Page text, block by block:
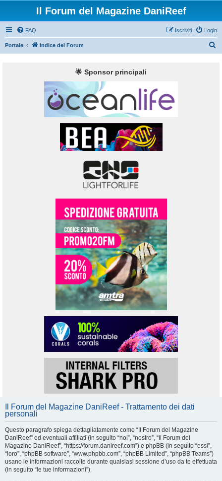
Il Forum del Magazine DaniReef
FAQ Login
Iscriviti
Portale Indice del Forum
🌟 Sponsor principali
Il Forum del Magazine DaniReef - Trattamento dei dati
personali
Questo paragrafo spiega dettagliatamente come “Il Forum del Magazine
DaniReef” ed eventuali affiliati (in seguito “noi”, “nostro”, “Il Forum del
Magazine DaniReef”, “https://forum.danireef.com”) e phpBB (in seguito “essi”,
“loro”, “phpBB software”, “www.phpbb.com”, “phpBB Limited”, “phpBB Teams”)
usano le informazioni raccolte durante qualsiasi sessione d’uso da te effettuata
(in seguito “le tue informazioni”).